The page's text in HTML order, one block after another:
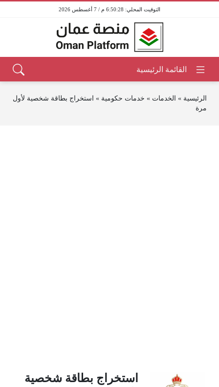
6:50:28 م / 7 أغسطس 2026
الرئيسية » الخدمات » خدمات حكومية » استخراج بطاقة شخصية لأول
مرة
استخراج بطاقة شخصية